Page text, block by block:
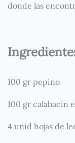
donde las
100 gr pepino
100 gr calabacín
4 unid hojas de